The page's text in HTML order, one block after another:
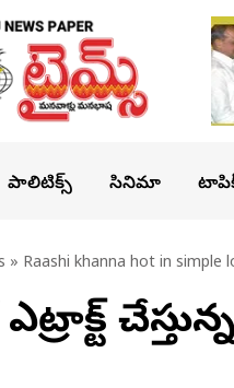
పాలిటిక్స్ సినిమా
» Raashi khanna hot in simple
ఎట్రాక్ట్